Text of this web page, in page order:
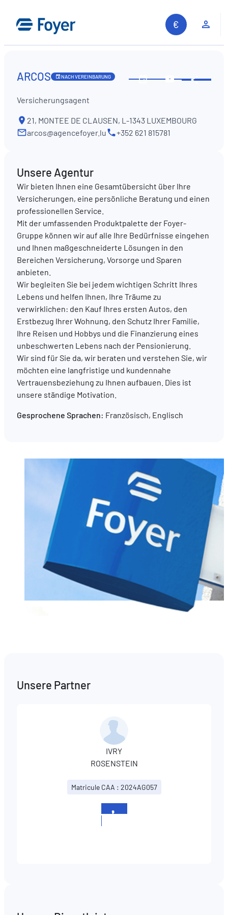
Inhalt
springen
Auf unserer Website suchen
EN
ARCOS NACH VEREINBARUNG
Diese
Versicherungsagent
21, MONTEE DE CLAUSEN, L-1343 LUXEMBOURG
arcos@agencefoyer.lu
+352 621 815781
Unsere Agentur
Wir bieten Ihnen eine Gesamtübersicht über Ihre
Versicherungen, eine persönliche Beratung und einen
professionellen Service.
Mit der umfassenden Produktpalette der Foyer-
Gruppe können wir auf alle Ihre Bedürfnisse eingehen
und Ihnen maßgeschneiderte Lösungen in den
Bereichen Versicherung, Vorsorge und Sparen
anbieten.
Wir begleiten Sie bei jedem wichtigen Schritt Ihres
Lebens und helfen Ihnen, Ihre Träume zu
verwirklichen: den Kauf Ihres ersten Autos, den
Erstbezug Ihrer Wohnung, den Schutz Ihrer Familie,
Ihre Reisen und Hobbys und die Finanzierung eines
unbeschwerten Lebens nach der Pensionierung.
Wir sind für Sie da, wir beraten und verstehen Sie, wir
möchten eine langfristige und kundennahe
Vertrauensbeziehung zu Ihnen aufbauen. Dies ist
unsere ständige Motivation.
Gesprochene Sprachen: Französisch, Englisch
Unsere Partner
IVRY
ROSENSTEIN
Matricule CAA : 2024AG057